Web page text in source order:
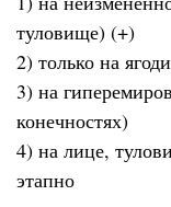
туловище) (+)
2) только на
3) на
конечностях)
4) на лице,
этапно